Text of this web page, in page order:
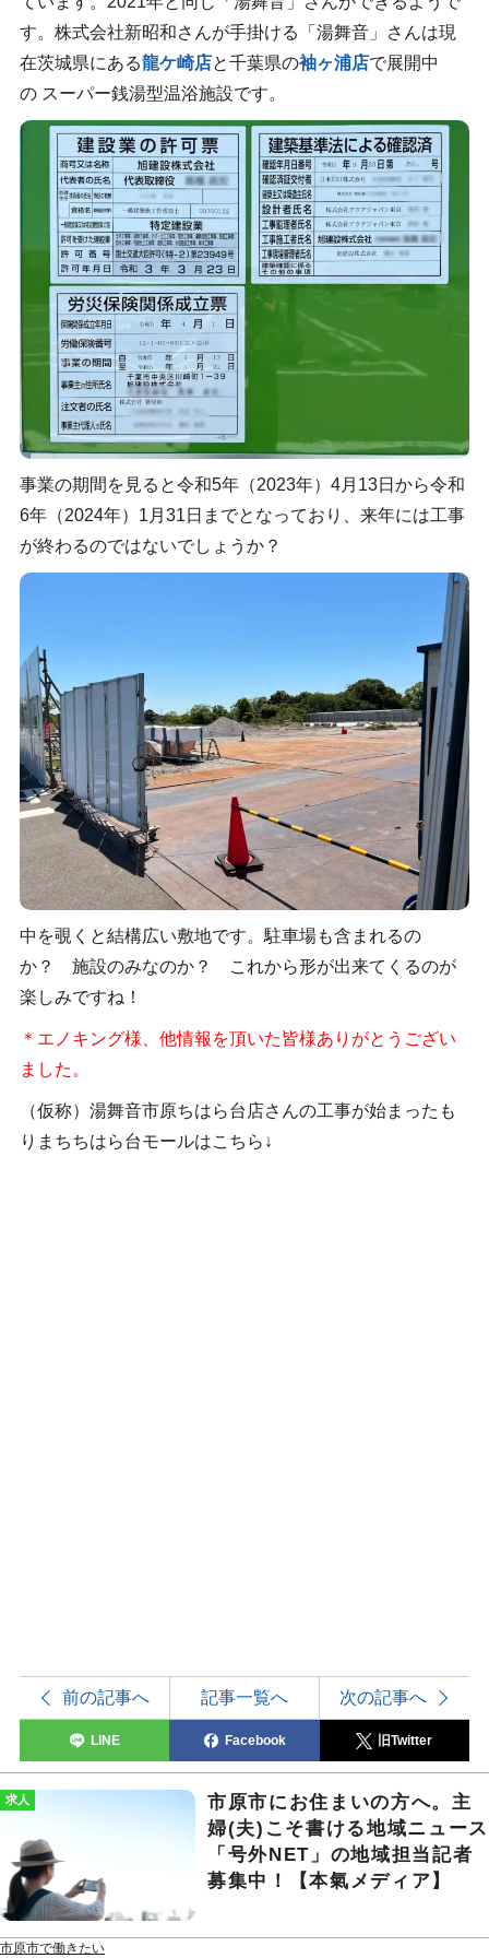
す。株式会社新昭和さんが手掛ける「湯舞音」さんは現
在茨城県にある龍ケ崎店と千葉県の袖ヶ浦店で展開中
の スーパー銭湯型温浴施設です。
事業の期間を見ると令和5年（2023年）4月13日から令和
6年（2024年）1月31日までとなっており、来年には工事
が終わるのではないでしょうか？
中を覗くと結構広い敷地です。駐車場も含まれるの
か？ 施設のみなのか？ これから形が出来てくるのが
楽しみですね！
＊エノキング様、他情報を頂いた皆様ありがとうござい
ました。
（仮称）湯舞音市原ちはら台店さんの工事が始まったも
りまちちはら台モールはこちら↓
前の記事へ 記事一覧へ 次の記事へ
LINE Facebook 旧Twitter
求人
市原市にお住まいの方へ。主
婦(夫)こそ書ける地域ニュース
「号外NET」の地域担当記者
募集中！【本氣メディア】
市原市で働きたい